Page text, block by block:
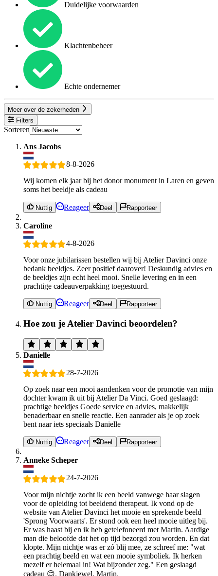
Duidelijke voorwaarden
Klachtenbeheer
Echte ondernemer
Meer over de zekerheden
Filters
Sorteren
Ans Jacobs
8-8-2026
Wij komen elk jaar bij het donor monument in Laren en geven
soms het beeldje als cadeau
Nuttig Reageer Deel Rapporteer
Caroline
4-8-2026
Voor onze jubilarissen bestellen wij bij Atelier Davinci onze
bedank beeldjes. Zeer positief daarover! Deskundig advies en
de beeldjes zijn echt heel mooi. Snelle levering en in een
prachtige cadeauverpakking toegestuurd.
Nuttig Reageer Deel Rapporteer
Hoe zou je Atelier Davinci beoordelen?
Danielle
28-7-2026
Op zoek naar een mooi aandenken voor de promotie van mijn
dochter kwam ik uit bij Atelier Da Vinci. Goed geslaagd:
prachtige beeldjes Goede service en advies, makkelijk
benaderbaar en snelle reactie. Een aanrader als je op zoek
bent naar iets speciaals Danielle
Nuttig Reageer Deel Rapporteer
Anneke Scheper
24-7-2026
Voor mijn nichtje zocht ik een beeld vanwege haar slagen
voor de opleiding tot beeldend therapeut. Ik vond op de
website van Atelier Davinci het mooie en sprekende beeld
'Sprong Voorwaarts'. Er stond ook een heel mooie uitleg bij.
Er was haast bij en ik heb getelefoneerd met Martin. Aardige
man die beloofde dat het op tijd bezorgd zou worden. En dat
klopte. Mijn nichtje was er zó blij mee, ze schreef me: "wat
een prachtig beeld en wat een mooie symboliek. Ik herken
mezelf er helemaal in! Wat bijzonder zeg." Een geslaagd
cadeau 😊. Dankjewel, Martin.